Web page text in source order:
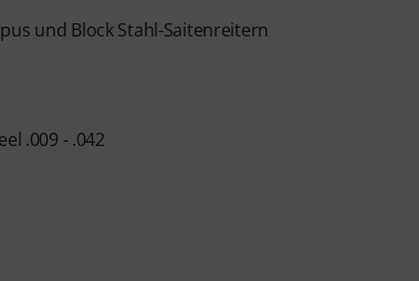
und Block Stahl-Saitenreitern
.009 - .042